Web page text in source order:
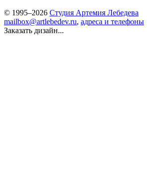
© 1995–2026 Студия Артемия Лебедева
mailbox@artlebedev.ru, адреса и телефоны
Заказать дизайн...